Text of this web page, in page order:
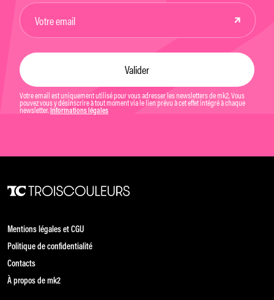
Votre email est uniquement utilisé pour vous adresser les newsletters de mk2. Vous
pouvez vous y désinscrire à tout moment via le lien prévu à cet effet intégré à chaque
newsletter. Informations légales
Mentions légales et CGU
Politique de confidentialité
Contacts
À propos de mk2